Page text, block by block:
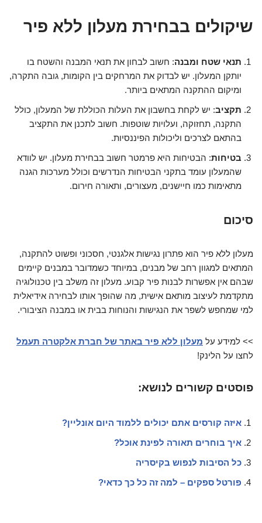
שיקולים בבחירת מעלון ללא פיר
תנאי שטח ומבנה: חשוב לבחון את תנאי המבנה והשטח בו
יותקן המעלון. יש לבדוק את המרחקים בין הקומות, גובה התקרה,
ומיקום ההתקנה המתאים ביותר.
תקציב: יש לקחת בחשבון את העלות הכוללת של המעלון, כולל
התקנה, תחזוקה, ועלויות שוטפות. חשוב לתכנן את התקציב
בהתאם לצרכים וליכולות הפיננסיות.
בטיחות: הבטיחות היא פרמטר חשוב בבחירת מעלון. יש לוודא
שהמעלון עומד בתקני הבטיחות הנדרשים וכולל מערכות הגנה
מתאימות כמו חיישנים, מעצורים, ותאורה חירום.
סיכום
מעלון ללא פיר הוא פתרון נגישות אלגנטי, חסכוני ופשוט להתקנה,
המתאים למגוון רחב של מבנים, במיוחד כשמדובר במבנים קיימים
שבהם אין אפשרות לבנות פיר קבוע. מעלון זה משלב בין טכנולוגיה
מתקדמת לעיצוב מותאם אישית, מה שהופך אותו לבחירה אידיאלית
למי שמחפש לשפר את הנגישות והנוחות בבית או במבנה הציבורי.
>> למידע על מעלון ללא פיר באתר של חברת אלקטרה תעמל
לחצו על הלינק!
פוסטים קשורים לנושא:
איזה קורסים אתם יכולים ללמוד היום אונליין?
איך בוחרים תאורה לפינת אוכל?
כל הסיבות לנפוש בקיסריה
פורטל ספקים – למה זה כל כך כדאי?